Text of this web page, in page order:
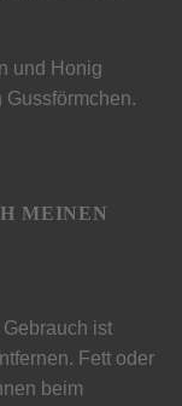
und Honig
MEINEN
ist
Fett oder
beim